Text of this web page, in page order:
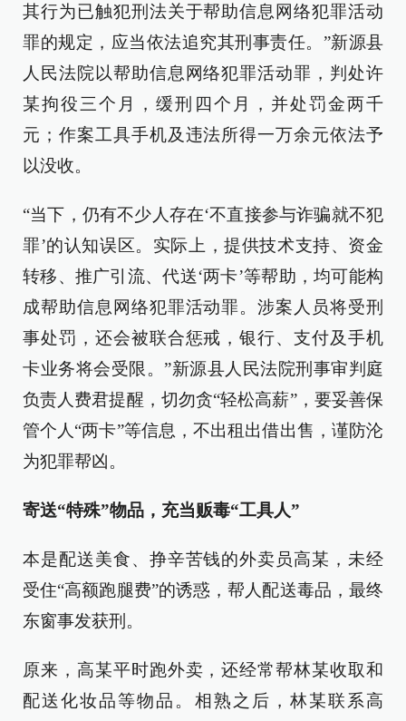
其行为已触犯刑法关于帮助信息网络犯罪活动
罪的规定，应当依法追究其刑事责任。”新源县
人民法院以帮助信息网络犯罪活动罪，判处许
某拘役三个月，缓刑四个月，并处罚金两千
元；作案工具手机及违法所得一万余元依法予
以没收。
“当下，仍有不少人存在‘不直接参与诈骗就不犯
罪’的认知误区。实际上，提供技术支持、资金
转移、推广引流、代送‘两卡’等帮助，均可能构
成帮助信息网络犯罪活动罪。涉案人员将受刑
事处罚，还会被联合惩戒，银行、支付及手机
卡业务将会受限。”新源县人民法院刑事审判庭
负责人费君提醒，切勿贪“轻松高薪”，要妥善保
管个人“两卡”等信息，不出租出借出售，谨防沦
为犯罪帮凶。
寄送“特殊”物品，充当贩毒“工具人”
本是配送美食、挣辛苦钱的外卖员高某，未经
受住“高额跑腿费”的诱惑，帮人配送毒品，最终
东窗事发获刑。
原来，高某平时跑外卖，还经常帮林某收取和
配送化妆品等物品。相熟之后，林某联系高